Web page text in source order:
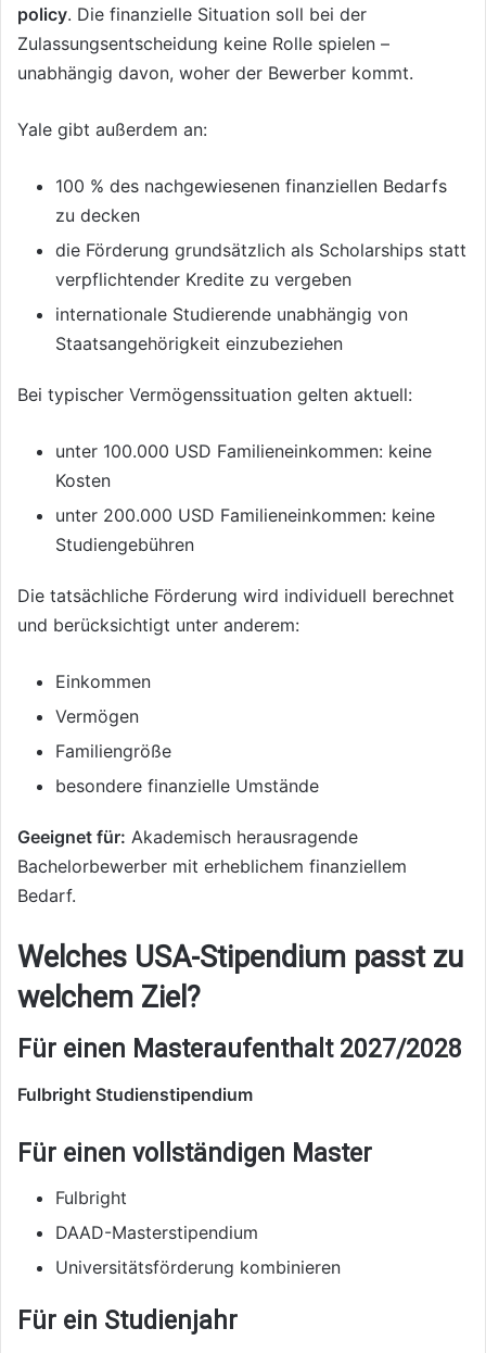
policy. Die finanzielle Situation soll bei der
Zulassungsentscheidung keine Rolle spielen –
unabhängig davon, woher der Bewerber kommt.
Yale gibt außerdem an:
100 % des nachgewiesenen finanziellen Bedarfs
zu decken
die Förderung grundsätzlich als Scholarships statt
verpflichtender Kredite zu vergeben
internationale Studierende unabhängig von
Staatsangehörigkeit einzubeziehen
Bei typischer Vermögenssituation gelten aktuell:
unter 100.000 USD Familieneinkommen: keine
Kosten
unter 200.000 USD Familieneinkommen: keine
Studiengebühren
Die tatsächliche Förderung wird individuell berechnet
und berücksichtigt unter anderem:
Einkommen
Vermögen
Familiengröße
besondere finanzielle Umstände
Geeignet für: Akademisch herausragende
Bachelorbewerber mit erheblichem finanziellem
Bedarf.
Welches USA-Stipendium passt zu
welchem Ziel?
Für einen Masteraufenthalt 2027/2028
Fulbright Studienstipendium
Für einen vollständigen Master
Fulbright
DAAD-Masterstipendium
Universitätsförderung kombinieren
Für ein Studienjahr